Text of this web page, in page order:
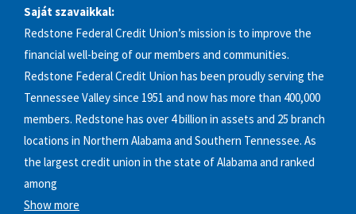
Saját szavaikkal:
Redstone Federal Credit Union’s mission is to improve the
financial well-being of our members and communities.
Redstone Federal Credit Union has been proudly serving the
Tennessee Valley since 1951 and now has more than 400,000
members. Redstone has over 4 billion in assets and 25 branch
locations in Northern Alabama and Southern Tennessee. As
the largest credit union in the state of Alabama and ranked
among
Show more